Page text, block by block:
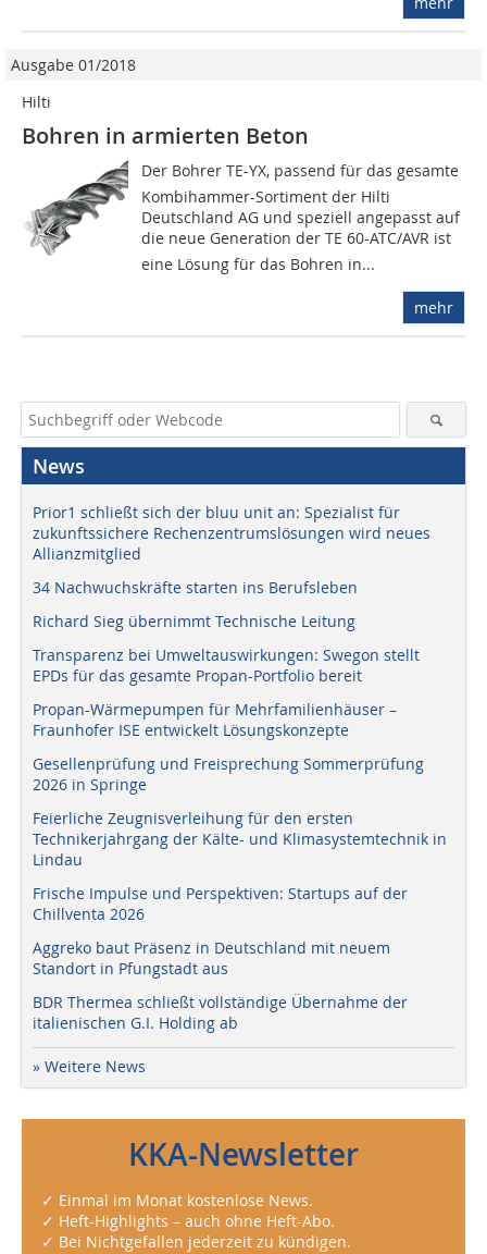
Ausgabe 01/2018
Hilti
Bohren in armierten Beton
Der Bohrer TE-YX, passend für das gesamte
Kombihammer-Sortiment der Hilti
Deutschland AG und speziell angepasst auf
die neue Generation der TE 60-ATC/AVR ist
eine Lösung für das Bohren in...
mehr
News
Prior1 schließt sich der bluu unit an: Spezialist für
zukunftssichere Rechenzentrumslösungen wird neues
Allianzmitglied
34 Nachwuchskräfte starten ins Berufsleben
Richard Sieg übernimmt Technische Leitung
Transparenz bei Umweltauswirkungen: Swegon stellt
EPDs für das gesamte Propan-Portfolio bereit
Propan-Wärmepumpen für Mehrfamilienhäuser –
Fraunhofer ISE entwickelt Lösungskonzepte
Gesellenprüfung und Freisprechung Sommerprüfung
2026 in Springe
Feierliche Zeugnisverleihung für den ersten
Technikerjahrgang der Kälte- und Klimasystemtechnik in
Lindau
Frische Impulse und Perspektiven: Startups auf der
Chillventa 2026
Aggreko baut Präsenz in Deutschland mit neuem
Standort in Pfungstadt aus
BDR Thermea schließt vollständige Übernahme der
italienischen G.I. Holding ab
» Weitere News
KKA-Newsletter
✓ Einmal im Monat kostenlose News.
✓ Heft-Highlights – auch ohne Heft-Abo.
✓ Bei Nichtgefallen jederzeit zu kündigen.